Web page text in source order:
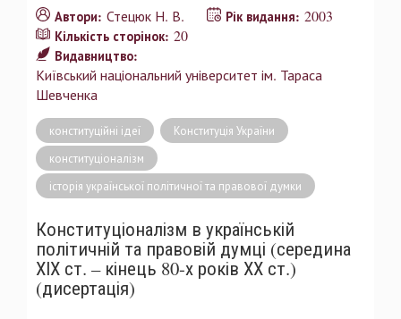
Автори: Стецюк Н. В. Рік видання: 2003
Кількість сторінок: 20
Видавництво:
Київський національний університет ім. Тараса
Шевченка
конституційні ідеї
Конституція України
конституціоналізм
історія української політичної та правової думки
Конституціоналізм в українській
політичній та правовій думці (середина
ХІХ ст. – кінець 80-х років ХХ ст.)
(дисертація)